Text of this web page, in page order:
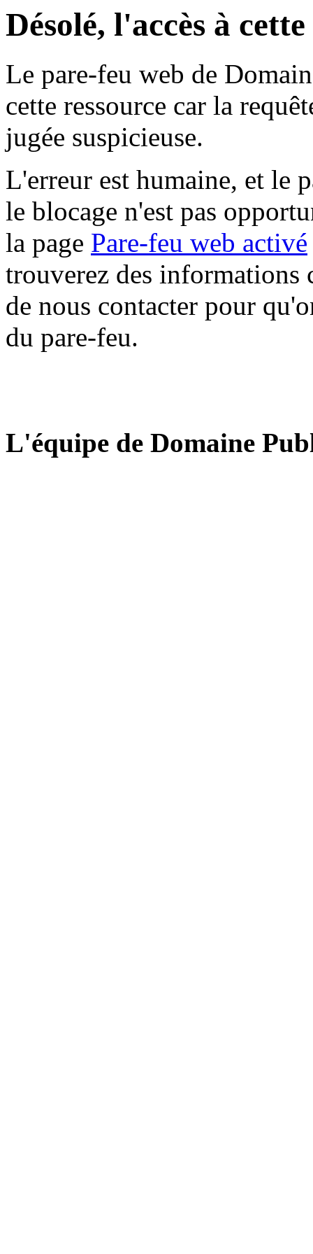
Désolé, l'accès à
Le pare-feu web de
cette ressource car la
jugée suspicieuse.
L'erreur est humaine, et le
le blocage n'est pas
la page Pare-feu web activé
trouverez des informations
de nous contacter pour
du pare-feu.
L'équipe de Domaine